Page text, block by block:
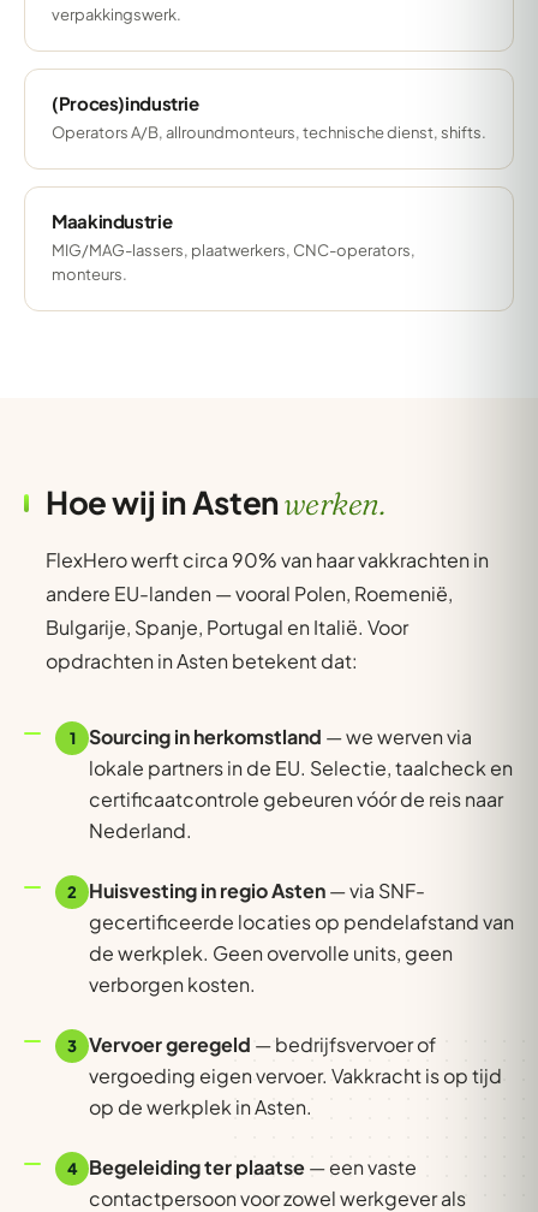
verpakkingswerk.
(Proces)industrie
Operators A/B, allroundmonteurs, technische dienst, shifts.
Maakindustrie
MIG/MAG-lassers, plaatwerkers, CNC-operators,
monteurs.
Hoe wij in Astenwerken.
FlexHero werft circa 90% van haar vakkrachten in
andere EU-landen — vooral Polen, Roemenië,
Bulgarije, Spanje, Portugal en Italië. Voor
opdrachten in Asten betekent dat:
1 Sourcing in herkomstland — we werven via
lokale partners in de EU. Selectie, taalcheck en
certificaatcontrole gebeuren vóór de reis naar
Nederland.
2 Huisvesting in regio Asten— via SNF-
gecertificeerde locaties op pendelafstand van
de werkplek. Geen overvolle units, geen
verborgen kosten.
3 Vervoer geregeld — bedrijfsvervoer of
vergoeding eigen vervoer. Vakkracht is op tijd
op de werkplek in Asten.
4 Begeleiding ter plaatse— een vaste
contactpersoon voor zowel werkgever als